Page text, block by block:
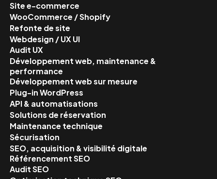
Site e-commerce
WooCommerce / Shopify
Refonte de site
Webdesign / UX UI
Audit UX
Développement web, maintenance &
performance
Développement web sur mesure
Plug-in WordPress
API & automatisations
Solutions de réservation
Maintenance technique
Sécurisation
SEO, acquisition & visibilité digitale
Référencement SEO
Audit SEO